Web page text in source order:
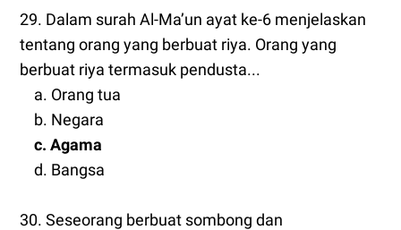
29. Dalam surah Al-Ma’un ayat ke-6 menjelaskan
tentang orang yang berbuat riya. Orang yang
berbuat riya termasuk pendusta...
a. Orang tua
b. Negara
c. Agama
d. Bangsa
30. Seseorang berbuat sombong dan